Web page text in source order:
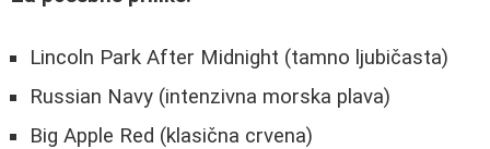
Lincoln Park After Midnight (tamno ljubičasta)
Russian Navy (intenzivna morska plava)
Big Apple Red (klasična crvena)